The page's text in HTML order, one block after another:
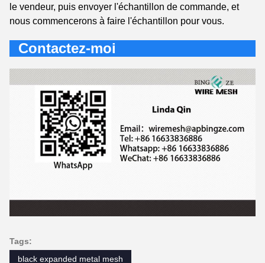
le vendeur, puis envoyer l'échantillon de commande, et
nous commencerons à faire l'échantillon pour vous.
Contactez-moi
Tags:
black expanded metal mesh